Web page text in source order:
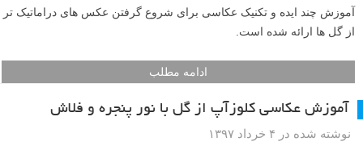
آموزش چند ایده و تکنیک عکاسی برای شروع گرفتن عکس های دراماتیک تر
از گل ها ارائه شده است.
ادامه مطلب
آموزش عکاسی کلوزآپ از گل با نور پنجره و فلاش
نوشته شده در ۴ خرداد ۱۳۹۷